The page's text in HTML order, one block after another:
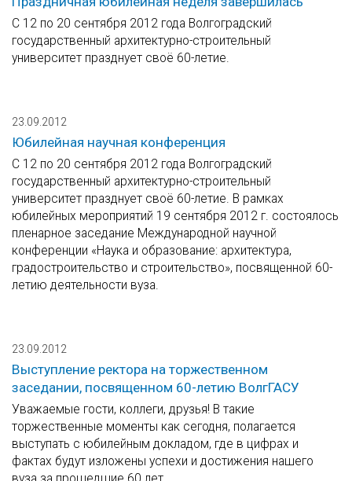
С 12 по 20 сентября 2012 года Волгоградский
государственный архитектурно-строительный
университет празднует своё 60-летие.
23.09.2012
Юбилейная научная конференция
С 12 по 20 сентября 2012 года Волгоградский
государственный архитектурно-строительный
университет празднует своё 60-летие. В рамках
юбилейных мероприятий 19 сентября 2012 г. состоялось
пленарное заседание Международной научной
конференции «Наука и образование: архитектура,
градостроительство и строительство», посвященной 60-
летию деятельности вуза.
23.09.2012
Выступление ректора на торжественном
заседании, посвященном 60-летию ВолгГАСУ
Уважаемые гости, коллеги, друзья! В такие
торжественные моменты как сегодня, полагается
выступать с юбилейным докладом, где в цифрах и
фактах будут изложены успехи и достижения нашего